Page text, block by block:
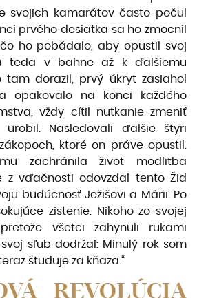
svojich kamarátov často počul
prvého desiatka sa ho zmocnil
ho pobádalo, aby opustil svoj
teda v bahne až k ďalšiemu
tam dorazil, prvý úkryt zasiahol
opakovalo na konci každého
vždy cítil nutkanie zmeniť
Nasledovali ďalšie štyri
ktoré on práve opustil.
zachránila život modlitba
z vďačnosti odovzdal tento Žid
budúcnosť Ježišovi a Má­rii. Po
zistenie. Nikoho zo svojej
všetci zahynuli rukami
sľub dodržal: Minulý rok som
študuje za kňaza.“
REVOLÚCIA